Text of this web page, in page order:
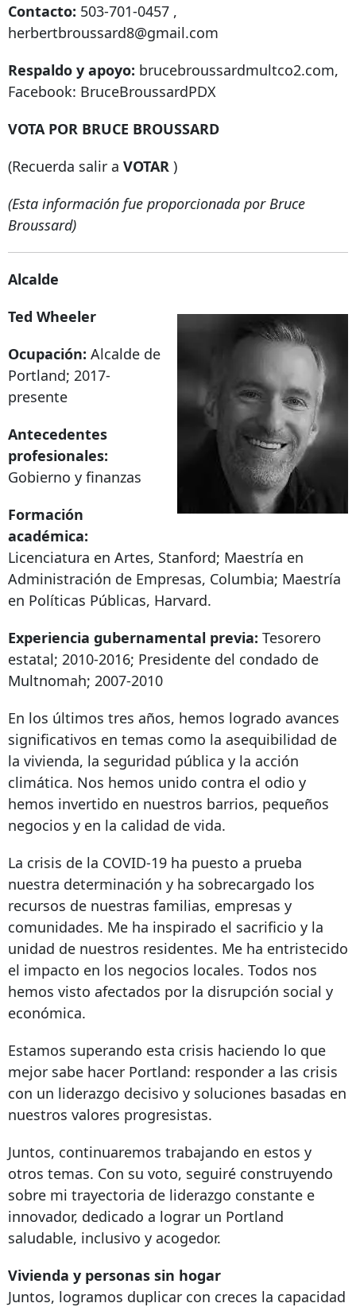
Contacto: 503-701-0457 ,
herbertbroussard8@gmail.com
Respaldo y apoyo: brucebroussardmultco2.com,
Facebook: BruceBroussardPDX
VOTA POR BRUCE BROUSSARD
(Recuerda salir a VOTAR )
(Esta información fue proporcionada por Bruce
Broussard)
Alcalde
Ted Wheeler
Ocupación: Alcalde de
Portland; 2017-
presente
Antecedentes
profesionales:
Gobierno y finanzas
Formación
académica:
Licenciatura en Artes, Stanford; Maestría en
Administración de Empresas, Columbia; Maestría
en Políticas Públicas, Harvard.
Experiencia gubernamental previa: Tesorero
estatal; 2010-2016; Presidente del condado de
Multnomah; 2007-2010
En los últimos tres años, hemos logrado avances
significativos en temas como la asequibilidad de
la vivienda, la seguridad pública y la acción
climática. Nos hemos unido contra el odio y
hemos invertido en nuestros barrios, pequeños
negocios y en la calidad de vida.
La crisis de la COVID-19 ha puesto a prueba
nuestra determinación y ha sobrecargado los
recursos de nuestras familias, empresas y
comunidades. Me ha inspirado el sacrificio y la
unidad de nuestros residentes. Me ha entristecido
el impacto en los negocios locales. Todos nos
hemos visto afectados por la disrupción social y
económica.
Estamos superando esta crisis haciendo lo que
mejor sabe hacer Portland: responder a las crisis
con un liderazgo decisivo y soluciones basadas en
nuestros valores progresistas.
Juntos, continuaremos trabajando en estos y
otros temas. Con su voto, seguiré construyendo
sobre mi trayectoria de liderazgo constante e
innovador, dedicado a lograr un Portland
saludable, inclusivo y acogedor.
Vivienda y personas sin hogar
Juntos, logramos duplicar con creces la capacidad